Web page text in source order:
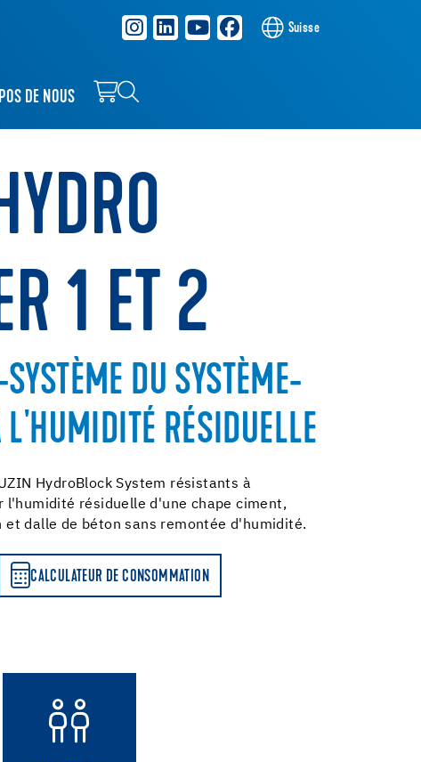
Suisse
DE NOUS
1 ET 2
DU SYSTÈME-
L'HUMIDITÉ RÉSIDUELLE
HydroBlock System résistants à
l'humidité résiduelle d'une chape ciment,
et dalle de béton sans remontée d'humidité.
CALCULATEUR DE CONSOMMATION